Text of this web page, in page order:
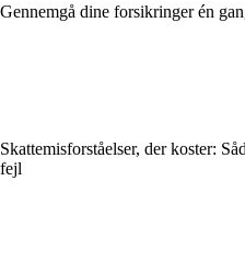
Gennemgå dine forsikringer én
Skattemisforståelser, der koster:
fejl